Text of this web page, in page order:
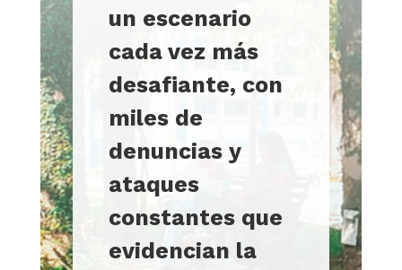
un escenario
cada vez más
desafiante, con
miles de
denuncias y
ataques
constantes que
evidencian la